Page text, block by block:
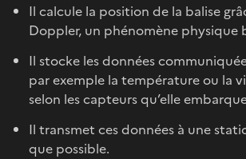
Il calcule la position de la balise
Doppler, un phénomène physique
Il stocke les données
par exemple la température ou la
selon les capteurs qu’elle
Il transmet ces données à une
que possible.